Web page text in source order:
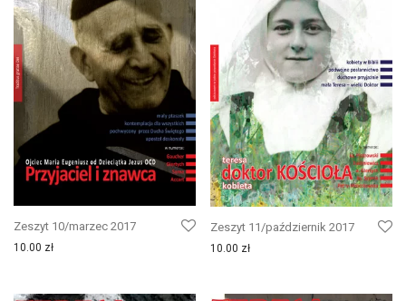
Zeszyt 10/marzec 2017
10.00 zł
Zeszyt 11/październik 2017
10.00 zł